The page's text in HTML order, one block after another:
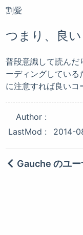
割愛
つまり、良
普段意識して読んだ
ーディングしている
に注意すれば良いコ
Author
LastMod
2014-
Gauche のユ